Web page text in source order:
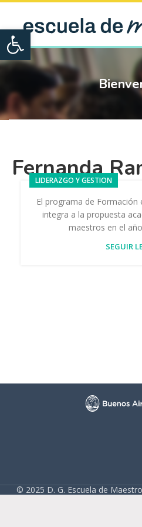
Open toolbar
Fernanda
LIDERAZGO Y GESTION
El programa de Formación
integra a la propuesta
maestros en el
SEGUIR
© 2025 D. G. Escuela de